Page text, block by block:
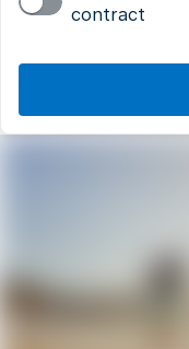
contract